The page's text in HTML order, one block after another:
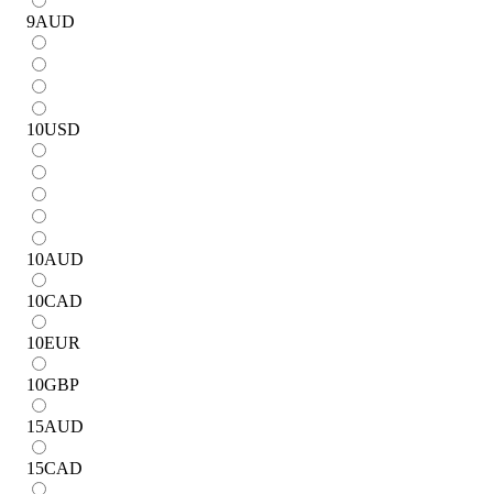
9AUD
10USD
10AUD
10CAD
10EUR
10GBP
15AUD
15CAD